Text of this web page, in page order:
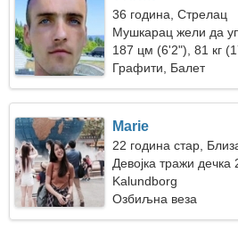
36 година, Стрелац
Мушкарац жели да
187 цм (6'2"), 81 кг
Графити, Балет
Marie
22 година стар,
Девојка тражи дечка
Kalundborg
Озбиљна веза